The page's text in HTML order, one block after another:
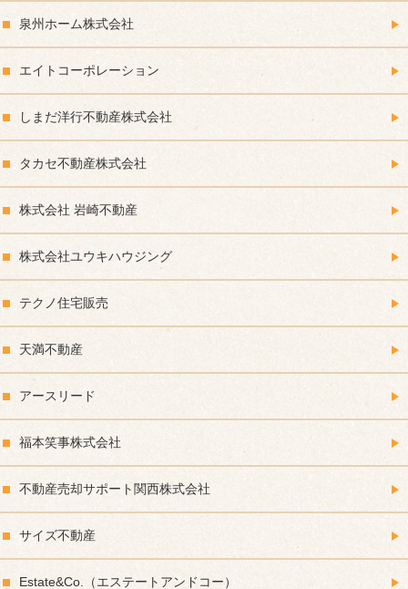
泉州ホーム株式会社
エイトコーポレーション
しまだ洋行不動産株式会社
タカセ不動産株式会社
株式会社 岩崎不動産
株式会社ユウキハウジング
テクノ住宅販売
天満不動産
アースリード
福本笑事株式会社
不動産売却サポート関西株式会社
サイズ不動産
Estate&Co.（エステートアンドコー）